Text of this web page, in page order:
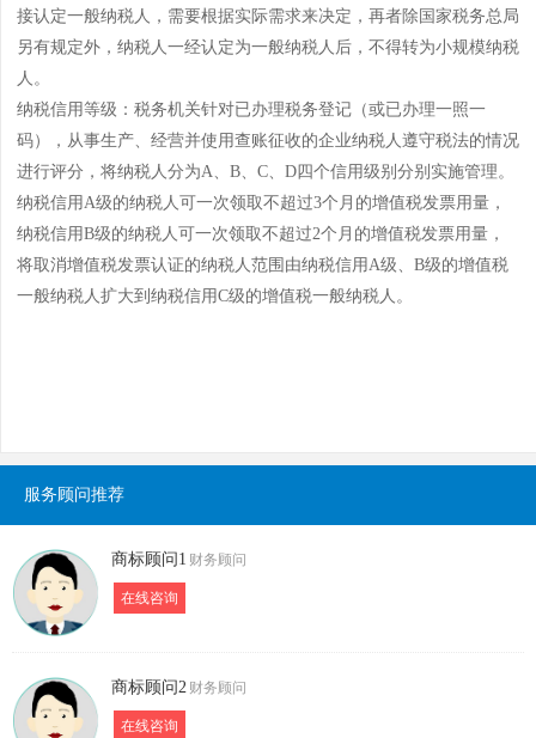
接认定一般纳税人，需要根据实际需求来决定，再者除国家税务总局
另有规定外，纳税人一经认定为一般纳税人后，不得转为小规模纳税
人。
纳税信用等级：税务机关针对已办理税务登记（或已办理一照一
码），从事生产、经营并使用查账征收的企业纳税人遵守税法的情况
进行评分，将纳税人分为A、B、C、D四个信用级别分别实施管理。
纳税信用A级的纳税人可一次领取不超过3个月的增值税发票用量，
纳税信用B级的纳税人可一次领取不超过2个月的增值税发票用量，
将取消增值税发票认证的纳税人范围由纳税信用A级、B级的增值税
一般纳税人扩大到纳税信用C级的增值税一般纳税人。
服务顾问推荐
商标顾问1 财务顾问
在线咨询
商标顾问2 财务顾问
在线咨询